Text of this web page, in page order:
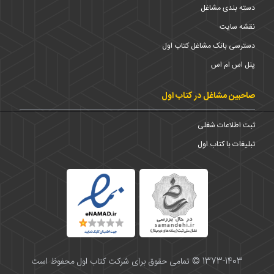
دسته بندی مشاغل
نقشه سایت
دسترسی بانک مشاغل کتاب اول
پنل اس ام اس
صاحبین مشاغل در کتاب اول
ثبت اطلاعات شغلی
تبلیغات با کتاب اول
1373-1403 © تمامی حقوق برای شرکت کتاب اول محفوظ است